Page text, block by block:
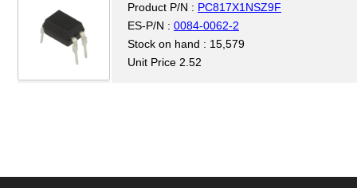
Product P/N : PC817X1NSZ9F
ES-P/N : 0084-0062-2
Stock on hand : 15,579
Unit Price 2.52